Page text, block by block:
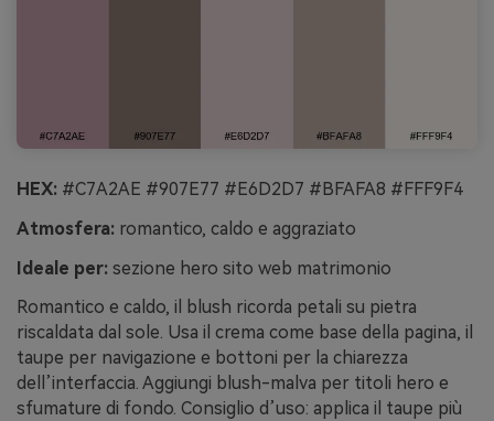
HEX: #C7A2AE #907E77 #E6D2D7 #BFAFA8 #FFF9F4
Atmosfera: romantico, caldo e aggraziato
Ideale per: sezione hero sito web matrimonio
Romantico e caldo, il blush ricorda petali su pietra
riscaldata dal sole. Usa il crema come base della pagina, il
taupe per navigazione e bottoni per la chiarezza
dell’interfaccia. Aggiungi blush-malva per titoli hero e
sfumature di fondo. Consiglio d’uso: applica il taupe più